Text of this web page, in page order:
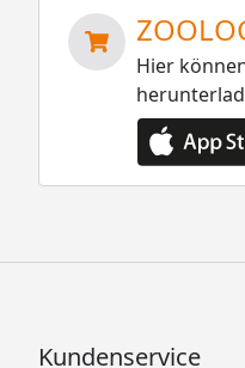
Hier
Kundenservice